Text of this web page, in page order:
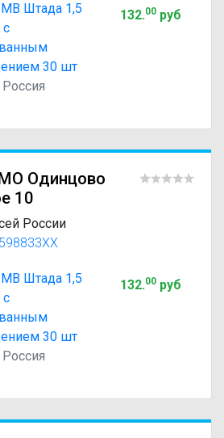
Штада 1,5
с
30 шт
132.00руб
МО Одинцово
10
России
Штада 1,5
с
30 шт
132.00руб